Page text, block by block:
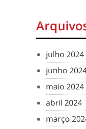
julho 2024
junho
maio 2024
abril 2024
março